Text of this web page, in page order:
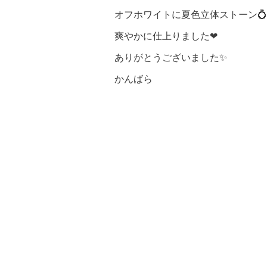
オフホワイトに夏色立体ストーン
爽やかに仕上りました❤
ありがとうございました✨
かんばら